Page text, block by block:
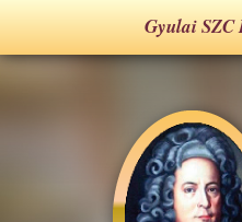
Gyulai SZC